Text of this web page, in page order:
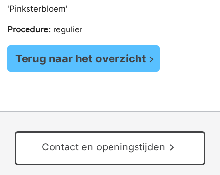
'Pinksterbloem'
Procedure: regulier
Terug naar het overzicht
Contact en openingstijden